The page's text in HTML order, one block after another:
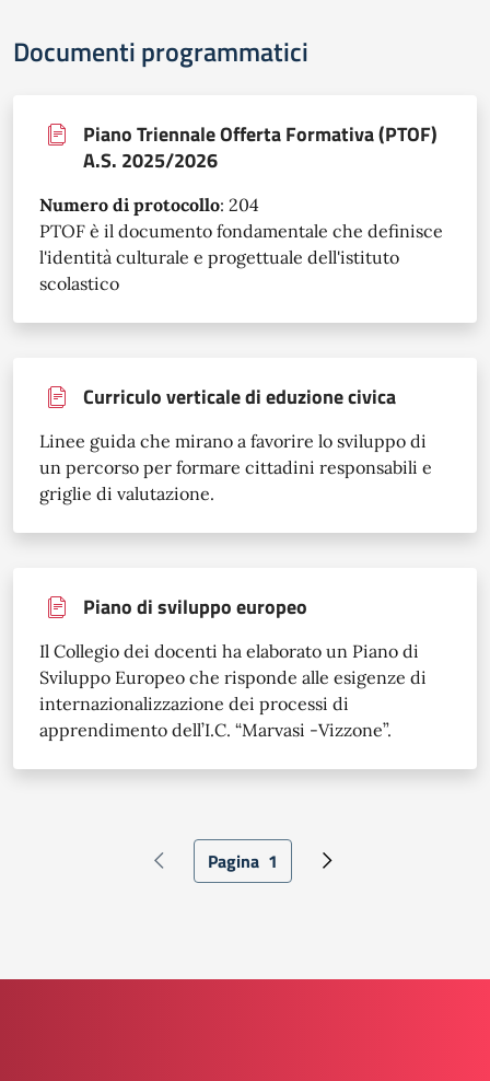
Documenti programmatici
Piano Triennale Offerta Formativa (PTOF)
A.S. 2025/2026
Numero di protocollo: 204
PTOF è il documento fondamentale che definisce
l'identità culturale e progettuale dell'istituto
scolastico
Curriculo verticale di eduzione civica
Linee guida che mirano a favorire lo sviluppo di
un percorso per formare cittadini responsabili e
griglie di valutazione.
Piano di sviluppo europeo
Il Collegio dei docenti ha elaborato un Piano di
Sviluppo Europeo che risponde alle esigenze di
internazionalizzazione dei processi di
apprendimento dell’I.C. “Marvasi -Vizzone”.
Paginazione
Pagina precedente
Pagina attuale
Pagina 1 Pagina successiva